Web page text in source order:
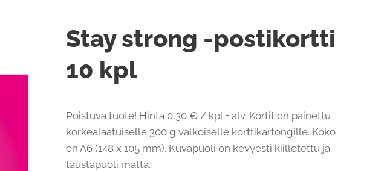
Stay strong -postikortti
10 kpl
Poistuva tuote! Hinta 0,30 € / kpl + alv. Kortit on painettu
korkealaatuiselle 300 g valkoiselle korttikartongille. Koko
on A6 (148 x 105 mm). Kuvapuoli on kevyesti kiillotettu ja
taustapuoli matta.